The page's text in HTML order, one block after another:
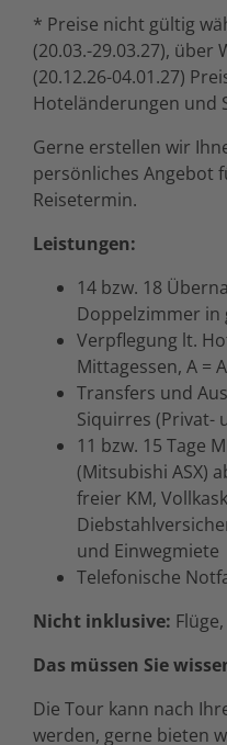
* Preise nicht gültig
(20.03.-29.03.27), über
(20.12.26-04.01.27)
Hoteländerungen und
Gerne erstellen wir
persönliches Angebot
Reisetermin.
Leistungen:
14 bzw. 18
Doppelzimmer in
Verpflegung lt.
Mittagessen, A =
Transfers und
Siquirres (Privat-
11 bzw. 15 Tage
(Mitsubishi ASX)
freier KM,
und Einwegmiete
Telefonische
Nicht inklusive:
Das müssen Sie
Die Tour kann nach
werden, gerne bieten